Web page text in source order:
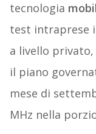
tecnologia
test intraprese
a livello
il piano
mese di
MHz nella